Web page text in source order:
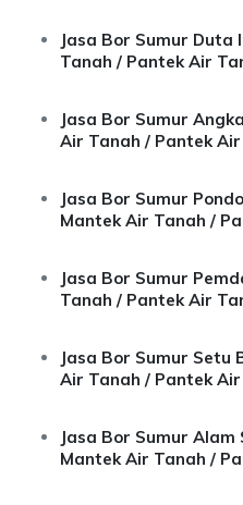
Jasa Bor Sumur Duta
Tanah / Pantek Air
Jasa Bor Sumur
Air Tanah / Pantek
Jasa Bor Sumur
Mantek Air Tanah /
Jasa Bor Sumur
Tanah / Pantek Air
Jasa Bor Sumur
Air Tanah / Pantek
Jasa Bor Sumur
Mantek Air Tanah /